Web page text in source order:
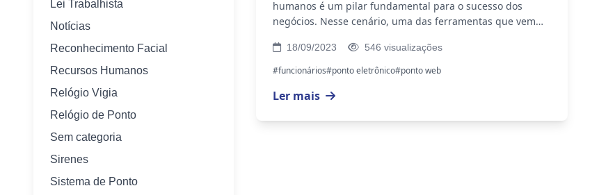
Lei Trabalhista
Notícias
Reconhecimento Facial
Recursos Humanos
Relógio Vigia
Relógio de Ponto
Sem categoria
Sirenes
Sistema de Ponto
humanos é um pilar fundamental para o sucesso dos
negócios. Nesse cenário, uma das ferramentas que vem
18/09/2023 546 visualizações
#funcionários#ponto eletrônico#ponto web
Ler mais